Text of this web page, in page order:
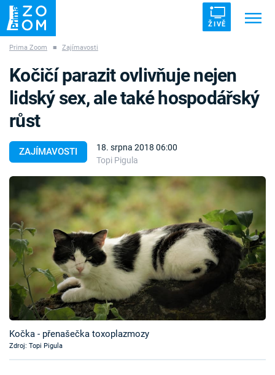
ŽIVĚ
ZÁHADY VETŘELCI DÁVNOVĚKU
Témata
Témata
Pořady
TV Program
Časopis
Sledujte prima+
Prima Zoom ■ Zajímavosti
ZAJÍMAVOSTI
18. srpna 2018 06:00
Topi Pigula
Kočičí parazit ovlivňuje nejen
lidský sex, ale také hospodářský
růst
Kočka - přenašečka toxoplazmozy
Zdroj: Topi Pigula